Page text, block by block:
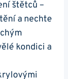
štětců –
a nechte
kondici a‍